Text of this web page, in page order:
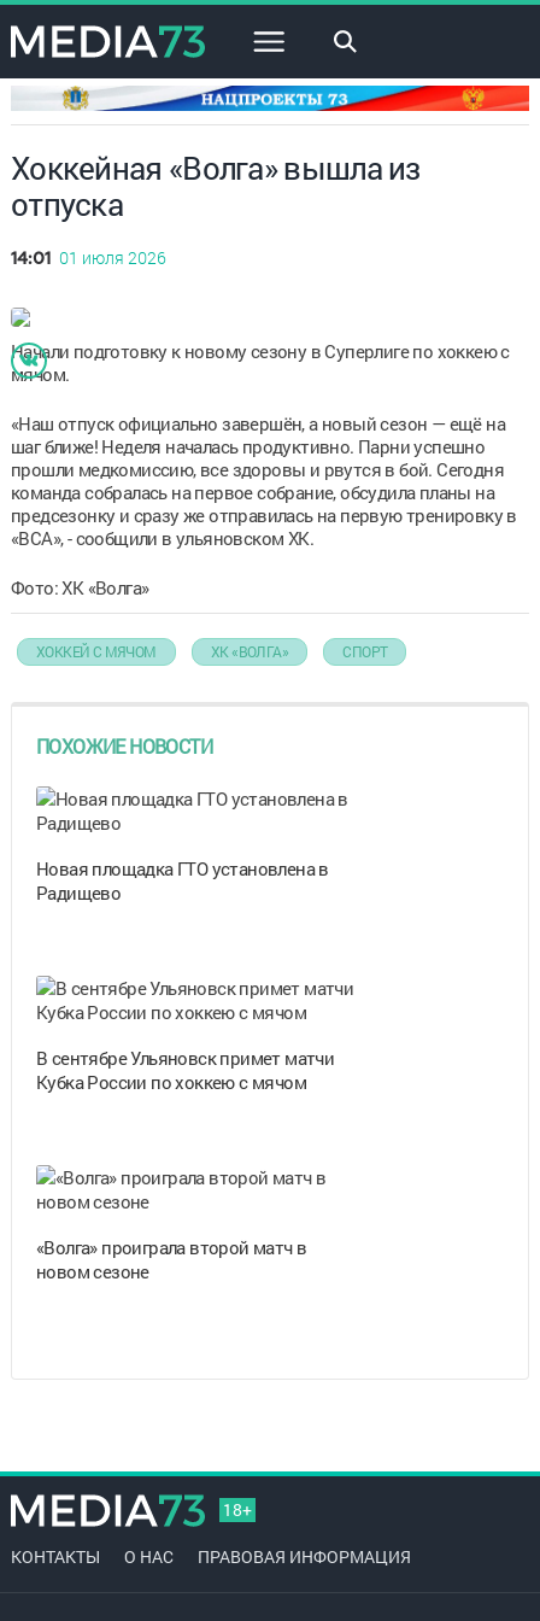
×
Хоккейная «Волга» вышла из
отпуска
14:01 01 июля 2026
Начали подготовку к новому сезону в Суперлиге по хоккею с
мячом.
«Наш отпуск официально завершён, а новый сезон — ещё на
шаг ближе! Неделя началась продуктивно. Парни успешно
прошли медкомиссию, все здоровы и рвутся в бой. Сегодня
команда собралась на первое собрание, обсудила планы на
предсезонку и сразу же отправилась на первую тренировку в
«ВСА», - сообщили в ульяновском ХК.
Фото: ХК «Волга»
ХОККЕЙ С МЯЧОМ ХК «ВОЛГА» СПОРТ
ПОХОЖИЕ НОВОСТИ
Новая площадка ГТО установлена в
Радищево
В сентябре Ульяновск примет матчи
Кубка России по хоккею с мячом
«Волга» проиграла второй матч в
новом сезоне
18+
КОНТАКТЫ О НАС ПРАВОВАЯ ИНФОРМАЦИЯ